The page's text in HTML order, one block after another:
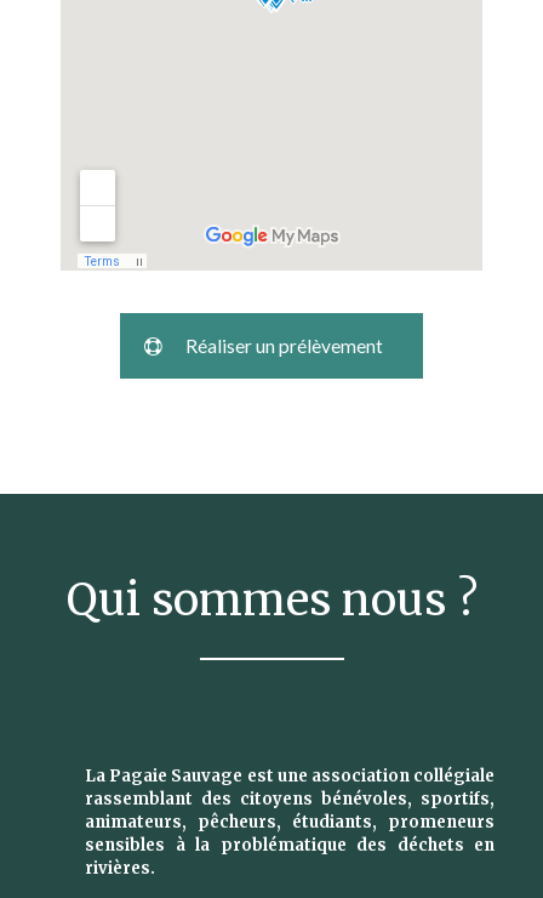
Réaliser un prélèvement
Qui sommes nous ?
La Pagaie Sauvage est une association collégiale
rassemblant des citoyens bénévoles, sportifs,
animateurs, pêcheurs, étudiants, promeneurs
sensibles à la problématique des déchets en
rivières.